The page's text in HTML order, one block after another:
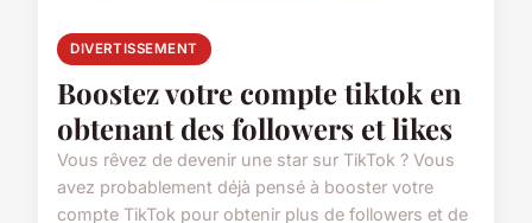
DIVERTISSEMENT
Boostez votre compte tiktok en
obtenant des followers et likes
Vous rêvez de devenir une star sur TikTok ? Vous
avez probablement déjà pensé à booster votre
compte TikTok pour obtenir plus de followers et de